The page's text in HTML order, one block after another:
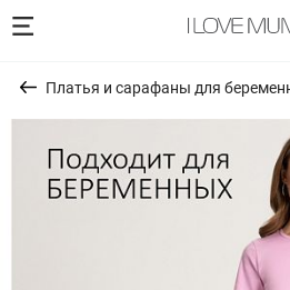
Платья и сарафаны для